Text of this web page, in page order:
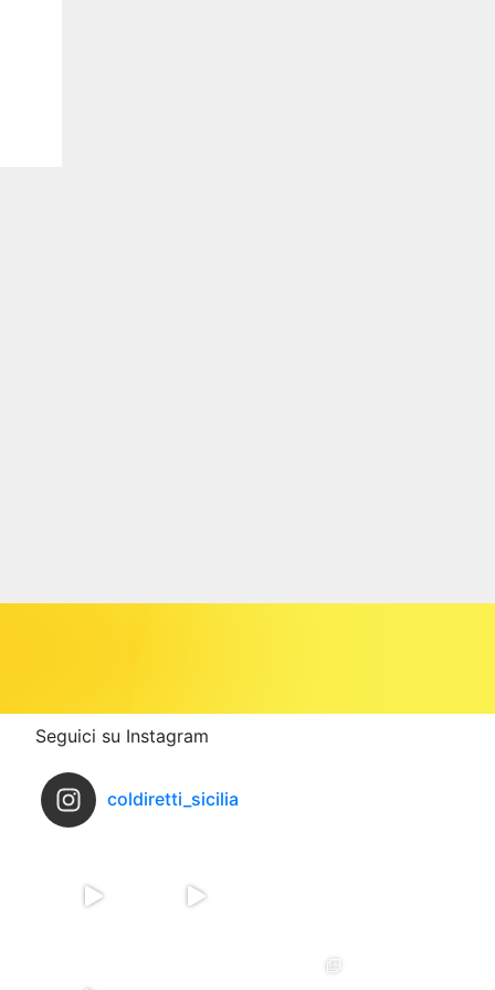
Seguici su Instagram
coldiretti_sicilia